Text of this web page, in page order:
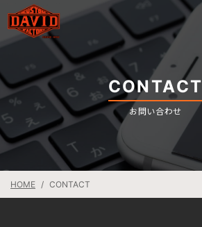
CONTACT
お問い合わせ
HOME CONTACT